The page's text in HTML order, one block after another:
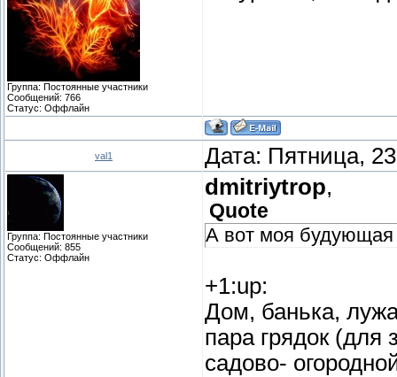
Группа: Постоянные участники
Сообщений: 766
Статус: Оффлайн
val1 Дата: Пятница,
Группа: Постоянные участники
Сообщений: 855
Статус: Оффлайн
dmitriytrop,
Quote
А вот моя будующая
+1:up:
Дом, банька,
пара грядок (для
садово-